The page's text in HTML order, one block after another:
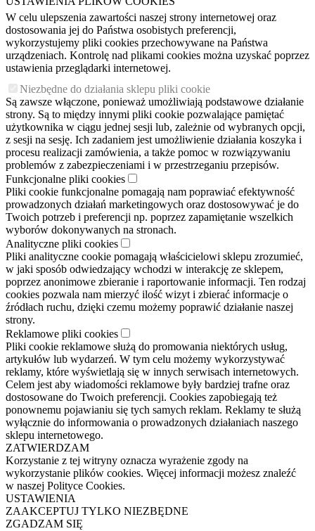
W celu ulepszenia zawartości naszej strony internetowej oraz
dostosowania jej do Państwa osobistych preferencji,
wykorzystujemy pliki cookies przechowywane na Państwa
urządzeniach. Kontrolę nad plikami cookies można uzyskać poprzez
ustawienia przeglądarki internetowej.
Niezbędne do działania sklepu pliki cookie
Są zawsze włączone, ponieważ umożliwiają podstawowe działanie
strony. Są to między innymi pliki cookie pozwalające pamiętać
użytkownika w ciągu jednej sesji lub, zależnie od wybranych opcji,
z sesji na sesję. Ich zadaniem jest umożliwienie działania koszyka i
procesu realizacji zamówienia, a także pomoc w rozwiązywaniu
problemów z zabezpieczeniami i w przestrzeganiu przepisów.
Funkcjonalne pliki cookies
Pliki cookie funkcjonalne pomagają nam poprawiać efektywność
prowadzonych działań marketingowych oraz dostosowywać je do
Twoich potrzeb i preferencji np. poprzez zapamiętanie wszelkich
wyborów dokonywanych na stronach.
Analityczne pliki cookies
Pliki analityczne cookie pomagają właścicielowi sklepu zrozumieć,
w jaki sposób odwiedzający wchodzi w interakcję ze sklepem,
poprzez anonimowe zbieranie i raportowanie informacji. Ten rodzaj
cookies pozwala nam mierzyć ilość wizyt i zbierać informacje o
źródłach ruchu, dzięki czemu możemy poprawić działanie naszej
strony.
Reklamowe pliki cookies
Pliki cookie reklamowe służą do promowania niektórych usług,
artykułów lub wydarzeń. W tym celu możemy wykorzystywać
reklamy, które wyświetlają się w innych serwisach internetowych.
Celem jest aby wiadomości reklamowe były bardziej trafne oraz
dostosowane do Twoich preferencji. Cookies zapobiegają też
ponownemu pojawianiu się tych samych reklam. Reklamy te służą
wyłącznie do informowania o prowadzonych działaniach naszego
sklepu internetowego.
ZATWIERDZAM
Korzystanie z tej witryny oznacza wyrażenie zgody na
wykorzystanie plików cookies. Więcej informacji możesz znaleźć
w naszej Polityce Cookies.
USTAWIENIA
ZAAKCEPTUJ TYLKO NIEZBĘDNE
ZGADZAM SIĘ